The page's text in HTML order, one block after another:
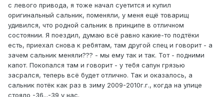
с левого привода, я тоже начал суетится и купил
оригинальный сальник, поменяли, у меня ещё товарищ
удивился, что родной сальник в принципе в отличном
состоянии. Я поездил, думаю всё равно какие-то подтёки
есть, приехал снова к ребятам, там другой спец и говорит - а
зачем сальник меняли??? - мы ему так и так. Тот - подними
капот. Покопался там и говорит - у тебя сапун грязью
засрался, теперь всё будет отлично. Так и оказалось, а
сальник потёк как раз в зиму 2009-2010г.г., когда на улице
стояло -36...-39 у нас.